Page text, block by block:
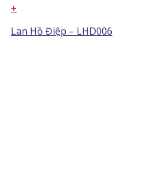
+
Lan Hồ Điệp – LHD006